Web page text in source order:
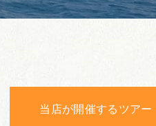
当店が開催するツアー